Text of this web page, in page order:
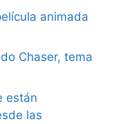
animada
Chaser, tema
están
las